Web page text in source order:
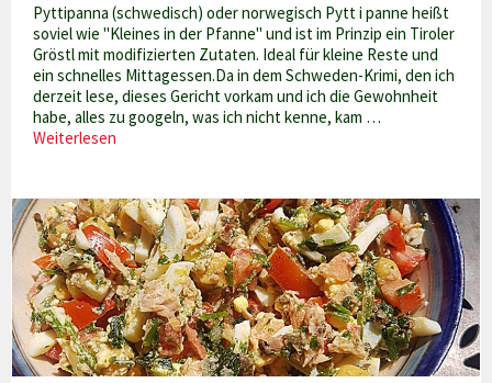
Pyttipanna (schwedisch) oder norwegisch Pytt i panne heißt
soviel wie "Kleines in der Pfanne" und ist im Prinzip ein Tiroler
Gröstl mit modifizierten Zutaten. Ideal für kleine Reste und
ein schnelles Mittagessen.Da in dem Schweden-Krimi, den ich
derzeit lese, dieses Gericht vorkam und ich die Gewohnheit
habe, alles zu googeln, was ich nicht kenne, kam …
Weiterlesen
„Gröstl“
mit
der
Schärfe
des
Südens